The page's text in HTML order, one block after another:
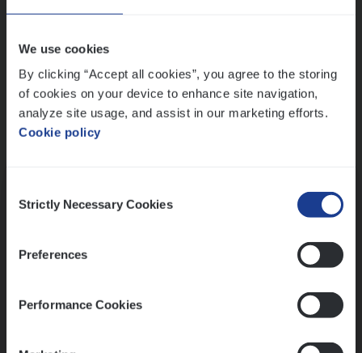
We use cookies
By clicking “Accept all cookies”, you agree to the storing
of cookies on your device to enhance site navigation,
analyze site usage, and assist in our marketing efforts.
Cookie policy
Selection
Strictly Necessary Cookies
Preferences
Performance Cookies